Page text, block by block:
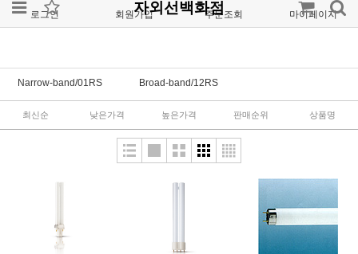
로그인 회원가입 주문조회 마이페이지
자외선백화점
Narrow-band/01RS Broad-band/12RS
최신순 낮은가격 높은가격 판매순위 상품명